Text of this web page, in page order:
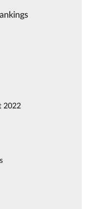
2022